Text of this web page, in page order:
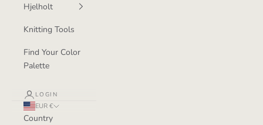
Hjelholt
Knitting Tools
Find Your Color
Palette
LOGIN
EUR €
Country